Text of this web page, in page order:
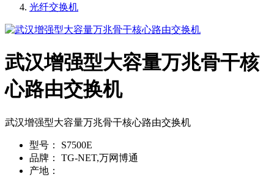
光纤交换机
武汉增强型大容量万兆骨干核
心路由交换机
武汉增强型大容量万兆骨干核心路由交换机
型号：
S7500E
品牌：
TG-NET,万网博通
产地：